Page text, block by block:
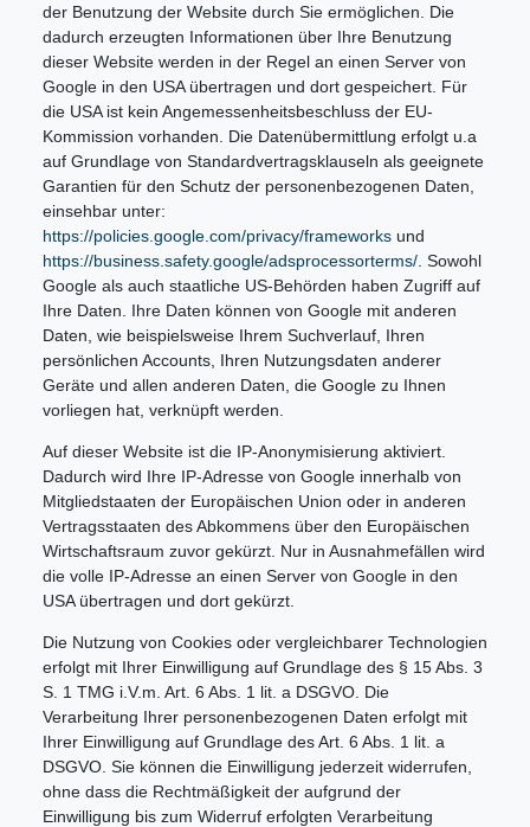
der Benutzung der Website durch Sie ermöglichen. Die
dadurch erzeugten Informationen über Ihre Benutzung
dieser Website werden in der Regel an einen Server von
Google in den USA übertragen und dort gespeichert. Für
die USA ist kein Angemessenheitsbeschluss der EU-
Kommission vorhanden. Die Datenübermittlung erfolgt u.a
auf Grundlage von Standardvertragsklauseln als geeignete
Garantien für den Schutz der personenbezogenen Daten,
einsehbar unter:
https://policies.google.com/privacy/frameworks und
https://business.safety.google/adsprocessorterms/ . Sowohl
Google als auch staatliche US-Behörden haben Zugriff auf
Ihre Daten. Ihre Daten können von Google mit anderen
Daten, wie beispielsweise Ihrem Suchverlauf, Ihren
persönlichen Accounts, Ihren Nutzungsdaten anderer
Geräte und allen anderen Daten, die Google zu Ihnen
vorliegen hat, verknüpft werden.
Auf dieser Website ist die IP-Anonymisierung aktiviert.
Dadurch wird Ihre IP-Adresse von Google innerhalb von
Mitgliedstaaten der Europäischen Union oder in anderen
Vertragsstaaten des Abkommens über den Europäischen
Wirtschaftsraum zuvor gekürzt. Nur in Ausnahmefällen wird
die volle IP-Adresse an einen Server von Google in den
USA übertragen und dort gekürzt.
Die Nutzung von Cookies oder vergleichbarer Technologien
erfolgt mit Ihrer Einwilligung auf Grundlage des § 15 Abs. 3
S. 1 TMG i.V.m. Art. 6 Abs. 1 lit. a DSGVO. Die
Verarbeitung Ihrer personenbezogenen Daten erfolgt mit
Ihrer Einwilligung auf Grundlage des Art. 6 Abs. 1 lit. a
DSGVO. Sie können die Einwilligung jederzeit widerrufen,
ohne dass die Rechtmäßigkeit der aufgrund der
Einwilligung bis zum Widerruf erfolgten Verarbeitung